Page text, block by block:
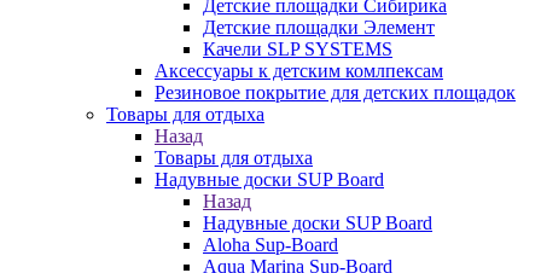
Детские площадки Сибирика
Детские площадки Элемент
Качели SLP SYSTEMS
Аксессуары к детским комлпексам
Резиновое покрытие для детских площадок
Товары для отдыха
Назад
Товары для отдыха
Надувные доски SUP Board
Назад
Надувные доски SUP Board
Aloha Sup-Board
Aqua Marina Sup-Board